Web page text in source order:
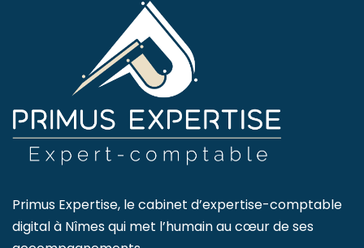
Primus Expertise, le cabinet d’expertise-comptable
digital à Nîmes qui met l’humain au cœur de ses